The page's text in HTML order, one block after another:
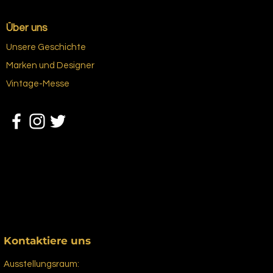
Über uns
Unsere Geschichte
Marken und Designer
Vintage-Messe
Kontaktiere uns
Ausstellungsraum: